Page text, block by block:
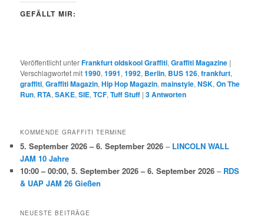
GEFÄLLT MIR:
Veröffentlicht unterFrankfurt oldskool Graffiti,Graffiti Magazine |
Verschlagwortet mit1990,1991,1992, Berlin, BUS 126,frankfurt,
graffiti,Graffiti Magazin,Hip Hop Magazin,mainstyle,NSK,On The
Run, RTA,SAKE,SIE,TCF,Tuff Stuff |3Antworten
KOMMENDE GRAFFITI TERMINE
5. September 2026 – 6. September 2026 – LINCOLN WALL
JAM 10 Jahre
10:00 – 00:00,5. September 2026 – 6. September 2026 – RDS
& UAP JAM 26 Gießen
NEUESTE BEITRÄGE